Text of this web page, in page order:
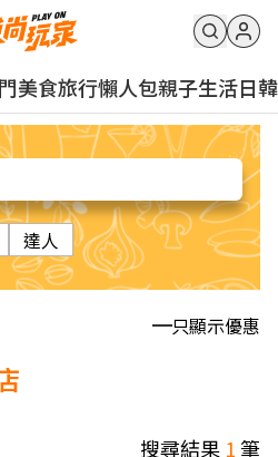
美食旅行懶人包親子生活日韓
達人
只顯示優惠
搜尋結果 1筆